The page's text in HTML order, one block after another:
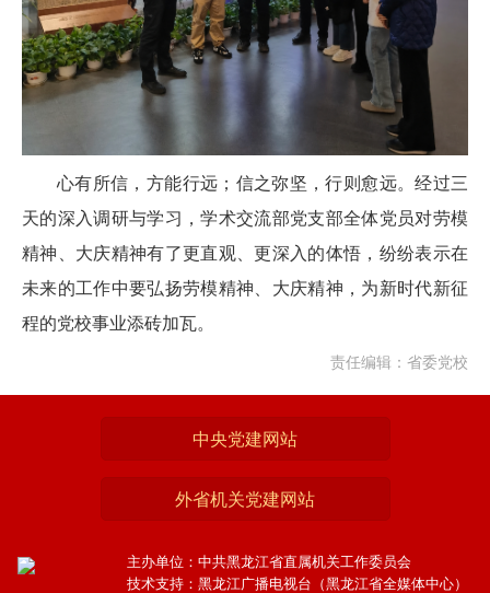
心有所信，方能行远；信之弥坚，行则愈远。经过三
天的深入调研与学习，学术交流部党支部全体党员对劳模
精神、大庆精神有了更直观、更深入的体悟，纷纷表示在
未来的工作中要弘扬劳模精神、大庆精神，为新时代新征
程的党校事业添砖加瓦。
责任编辑：省委党校
中央党建网站
外省机关党建网站
主办单位：中共黑龙江省直属机关工作委员会
技术支持：黑龙江广播电视台（黑龙江省全媒体中心）